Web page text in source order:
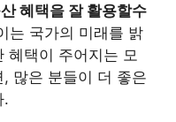
혜택을 잘 활용할수
는 국가의 미래를 밝
혜택이 주어지는 모
많은 분들이 더 좋은
.